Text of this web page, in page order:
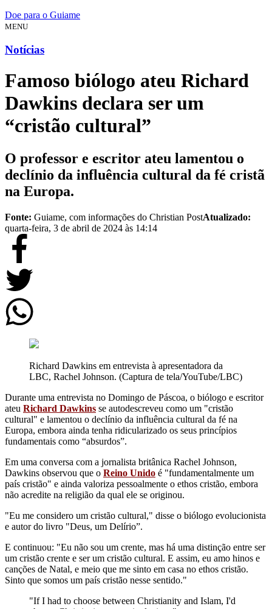
Doe para o Guiame
MENU
Notícias
Famoso biólogo ateu Richard
Dawkins declara ser um
“cristão cultural”
O professor e escritor ateu lamentou o
declínio da influência cultural da fé cristã
na Europa.
Fonte: Guiame, com informações do Christian PostAtualizado:
quarta-feira, 3 de abril de 2024 às 14:14
Richard Dawkins em entrevista à apresentadora da
LBC, Rachel Johnson. (Captura de tela/YouTube/LBC)
Durante uma entrevista no Domingo de Páscoa, o biólogo e escritor
ateu Richard Dawkins se autodescreveu como um "cristão
cultural" e lamentou o declínio da influência cultural da fé na
Europa, embora ainda tenha ridicularizado os seus princípios
fundamentais como “absurdos”.
Em uma conversa com a jornalista britânica Rachel Johnson,
Dawkins observou que o Reino Unido é "fundamentalmente um
país cristão" e ainda valoriza pessoalmente o ethos cristão, embora
não acredite na religião da qual ele se originou.
"Eu me considero um cristão cultural," disse o biólogo evolucionista
e autor do livro "Deus, um Delírio”.
E continuou: "Eu não sou um crente, mas há uma distinção entre ser
um cristão crente e ser um cristão cultural. E assim, eu amo hinos e
canções de Natal, e meio que me sinto em casa no ethos cristão.
Sinto que somos um país cristão nesse sentido."
"If I had to choose between Christianity and Islam, I'd